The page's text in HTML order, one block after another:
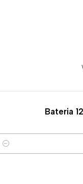
Bateria